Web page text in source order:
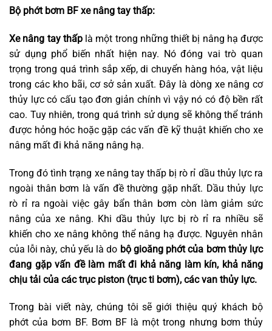
Bộ phớt bơm BF xe nâng tay thấp:
Xe nâng tay thấplà một trong những thiết bị nâng hạ được
sử dụng phổ biến nhất hiện nay. Nó đóng vai trò quan
trọng trong quá trình sắp xếp, di chuyển hàng hóa, vật liệu
trong các kho bãi, cơ sở sản xuất. Đây là dòng xe nâng cơ
thủy lực có cấu tạo đơn giản chính vì vậy nó có độ bền rất
cao. Tuy nhiên, trong quá trình sử dụng sẽ không thể tránh
được hỏng hóc hoặc gặp các vấn đề kỹ thuật khiến cho xe
nâng mất đi khả năng nâng hạ.
Trong đó tình trạng xe nâng tay thấp bị rò rỉ dầu thủy lực ra
ngoài thân bơm là vấn đề thường gặp nhất. Dầu thủy lực
rò rỉ ra ngoài việc gây bẩn thân bơm còn làm giảm sức
nâng của xe nâng. Khi dầu thủy lực bị rò rỉ ra nhiều sẽ
khiến cho xe nâng không thể nâng hạ được. Nguyên nhân
của lỗi này, chủ yếu là do bộ gioăng phớt của bơm thủy lực
đang gặp vấn đề làm mất đi khả năng làm kín, khả năng
chịu tải của các trục piston (trục ti bơm), các van thủy lực.
Trong bài viết này, chúng tôi sẽ giới thiệu quý khách bộ
phớt của bơm BF. Bơm BF là một trong nhưng bơm thủy